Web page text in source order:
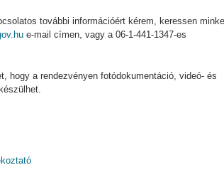
további információért kérem, keressen
e-mail címen, vagy a 06-1-441-1347-es
hogy a rendezvényen fotódokumentáció, videó- és